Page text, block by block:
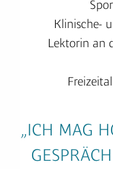
Klinische-
Lektorin an
„ICH MAG